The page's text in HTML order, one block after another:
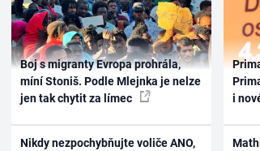
Boj s migranty Evropa prohrála,
míní Stoniš. Podle Mlejnka je nelze
jen tak chytit za límec
Nikdy nezpochybňujte voliče ANO,
i